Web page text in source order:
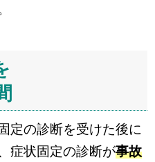
定の診断を受けた後に
症状固定の診断が事故